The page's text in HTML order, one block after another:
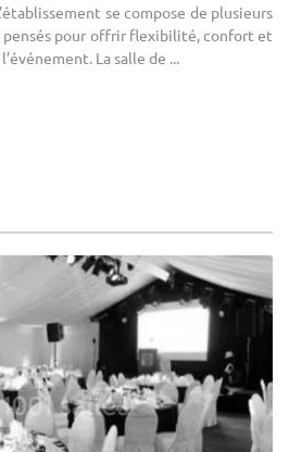
se compose de plusieurs
pensés pour offrir flexibilité, confort et
La salle de ...